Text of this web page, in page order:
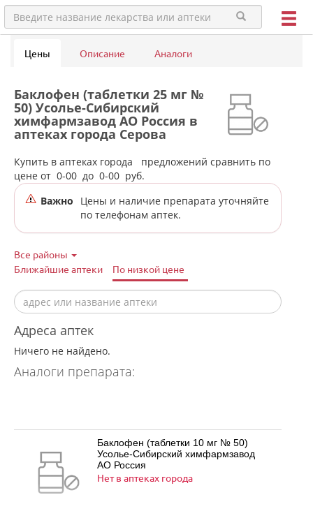
Цены Описание Аналоги
Баклофен (таблетки 25 мг №
50) Усолье-Сибирский
химфармзавод АО Россия в
аптеках города Серова
Купить в аптеках города
предложений сравнить по
цене от 0-00 до 0-00 руб.
Важно
Цены и наличие препарата уточняйте
по телефонам аптек.
Все районы
Ближайшие аптеки
По низкой цене
Адреса аптек
Ничего не найдено.
Аналоги препарата:
Баклофен (таблетки 10 мг № 50)
Усолье-Сибирский химфармзавод
АО Россия
Нет в аптеках города